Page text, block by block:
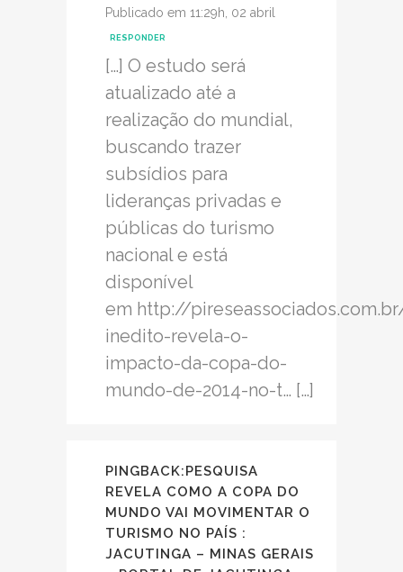
Publicado em 11:29h, 02 abril
RESPONDER
[…] O estudo será
atualizado até a
realização do mundial,
buscando trazer
subsídios para
lideranças privadas e
públicas do turismo
nacional e está
disponível
em http://
inedito-revela-o-
impacto-da-copa-do-
mundo-de-2014-no-t… […]
PINGBACK: PESQUISA
REVELA COMO A COPA DO
MUNDO VAI MOVIMENTAR O
TURISMO NO PAÍS :
JACUTINGA – MINAS GERAIS